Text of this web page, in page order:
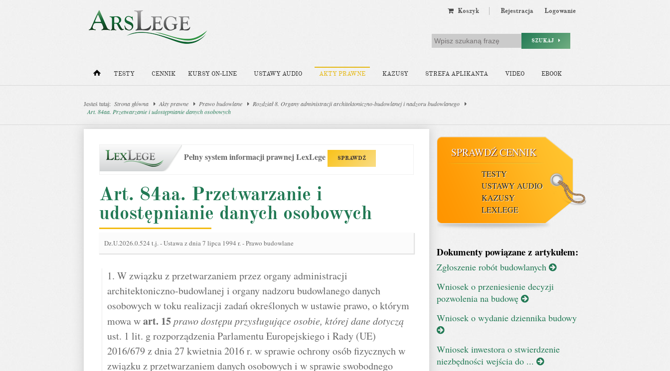
Koszyk Rejestracja Logowanie
SZUKAJ
TESTY CENNIK KURSY ON-LINE USTAWY AUDIO AKTY PRAWNE KAZUSY STREFA APLIKANTA VIDEO EBOOK
Jesteś tutaj: Strona główna Akty prawne Prawo budowlane
Rozdział 8. Organy administracji architektoniczno-budowlanej i nadzoru budowlanego
Art. 84aa. Przetwarzanie i udostępnianie danych osobowych
Pełny system informacji prawnej LexLege SPRAWDŹ
Art. 84aa. Przetwarzanie i
udostępnianie danych osobowych
Dz.U.2026.0.524 t.j.-Ustawa z dnia 7 lipca 1994 r. - Prawo budowlane
1. W związku z przetwarzaniem przez organy administracji
architektoniczno-budowlanej i organy nadzoru budowlanego danych
osobowych w toku realizacji zadań określonych w ustawie prawo, o którym
mowa wart. 15 prawo dostępu przysługujące osobie, której dane dotyczą
ust. 1 lit. g rozporządzenia Parlamentu Europejskiego i Rady (UE)
2016/679 z dnia 27 kwietnia 2016 r. w sprawie ochrony osób fizycznych w
związku z przetwarzaniem danych osobowych i w sprawie swobodnego
SPRAWDŹ CENNIK
TESTY
USTAWY AUDIO
KAZUSY
LEXLEGE
Dokumenty powiązane z artykułem:
Zgłoszenie robót budowlanych
Wniosek o przeniesienie decyzji
pozwolenia na budowę
Wniosek o wydanie dziennika budowy
Wniosek inwestora o stwierdzenie
niezbędności wejścia do ...